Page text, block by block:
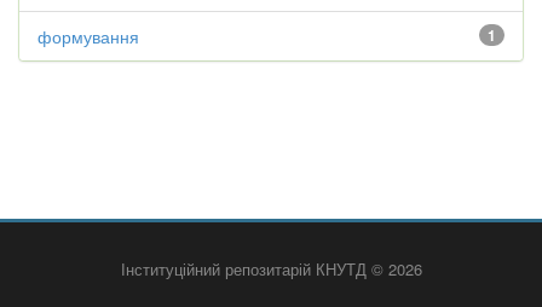
1
формування
Інституційний репозитарій КНУТД © 2026